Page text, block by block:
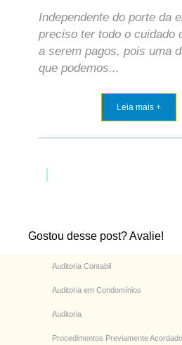
Independente do porte da
preciso ter todo o cuidado
a serem pagos, pois uma
que podemos...
Leia mais +
Gostou desse post? Avalie!
Auditoria Contabil
Auditoria em Condomínios
Auditoria
Procedimentos Previamente